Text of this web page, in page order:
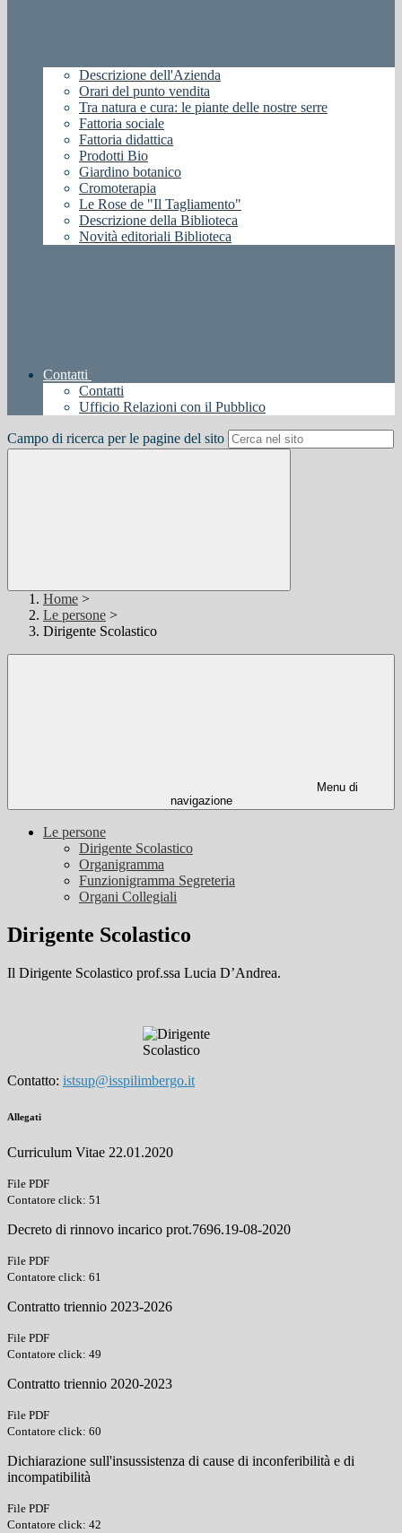
Descrizione dell'Azienda
Orari del punto vendita
Tra natura e cura: le piante delle nostre serre
Fattoria sociale
Fattoria didattica
Prodotti Bio
Giardino botanico
Cromoterapia
Le Rose de "Il Tagliamento"
Descrizione della Biblioteca
Novità editoriali Biblioteca
Contatti
Contatti
Ufficio Relazioni con il Pubblico
Campo di ricerca per le pagine del sito
Home >
Le persone >
Dirigente Scolastico
Menu di
navigazione
Le persone
Dirigente Scolastico
Organigramma
Funzionigramma Segreteria
Organi Collegiali
Dirigente Scolastico
Il Dirigente Scolastico prof.ssa Lucia D’Andrea.
Contatto: istsup@isspilimbergo.it
Allegati
Curriculum Vitae 22.01.2020
File PDF
Contatore click: 51
Decreto di rinnovo incarico prot.7696.19-08-2020
File PDF
Contatore click: 61
Contratto triennio 2023-2026
File PDF
Contatore click: 49
Contratto triennio 2020-2023
File PDF
Contatore click: 60
Dichiarazione sull'insussistenza di cause di inconferibilità e di
incompatibilità
File PDF
Contatore click: 42